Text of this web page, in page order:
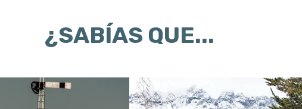
¿SABÍAS QUE...